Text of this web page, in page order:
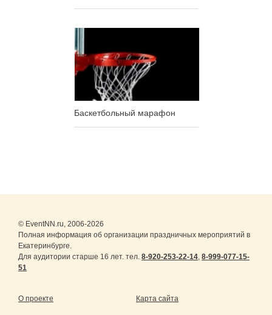
Баскетбольный марафон
© EventNN.ru, 2006-2026
Полная информация об организации праздничных мероприятий в
Екатеринбурге.
Для аудитории старше 16 лет. тел. 8-920-253-22-14 8-999-077-15-
51
О проекте Карта сайта